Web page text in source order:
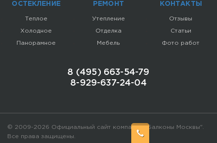
этот же период.
ОСТЕКЛЕНИЕ
Теплое
Холодное
Панорамное
РЕМОНТ
Утепление
Отделка
Мебель
КОНТАКТЫ
Отзывы
Статьи
Фото работ
8 (495) 663-54-79
8-929-637-24-04
© 2009-2026 Официальный сайт компании "Балконы Москвы".
Все права защищены.